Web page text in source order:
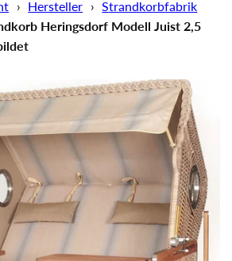
› Hersteller › Strandkorbfabrik
Heringsdorf Modell Juist 2,5